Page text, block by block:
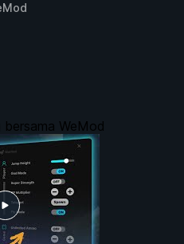
bersama WeMod